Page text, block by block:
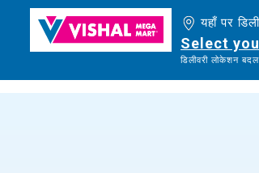
यहाँ पर
Select
डिलीवरी लोकेशन